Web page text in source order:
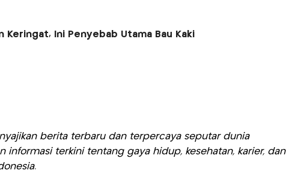
Keringat, Ini Penyebab Utama Bau Kaki
berita terbaru dan terpercaya seputar dunia
informasi terkini tentang gaya hidup, kesehatan, karier, dan